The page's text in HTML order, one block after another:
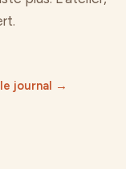
journal →